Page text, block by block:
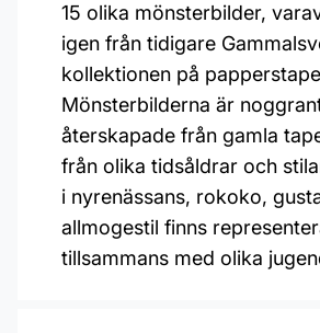
15 olika mönsterbilder,
igen från tidigare
kollektionen på
Mönsterbilderna är
återskapade från gamla
från olika tidsåldrar och
i nyrenässans, rokoko,
allmogestil finns
tillsammans med olika